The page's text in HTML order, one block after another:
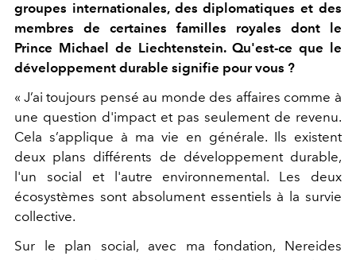
groupes internationales, des diplomatiques et des
membres de certaines familles royales dont le
Prince Michael de Liechtenstein. Qu'est-ce que le
développement durable signifie pour vous ?
« J’ai toujours pensé au monde des affaires comme à
une question d'impact et pas seulement de revenu.
Cela s’applique à ma vie en générale. Ils existent
deux plans différents de développement durable,
l'un social et l'autre environnemental. Les deux
écosystèmes sont absolument essentiels à la survie
collective.
Sur le plan social, avec ma fondation, Nereides